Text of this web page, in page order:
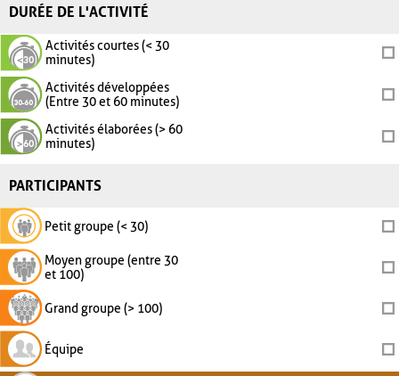
DURÉE DE L'ACTIVITÉ
Activités courtes (< 30
minutes)
Activités développées
(Entre 30 et 60 minutes)
Activités élaborées (> 60
minutes)
PARTICIPANTS
Petit groupe (< 30)
Moyen groupe (entre 30
et 100)
Grand groupe (> 100)
Équipe